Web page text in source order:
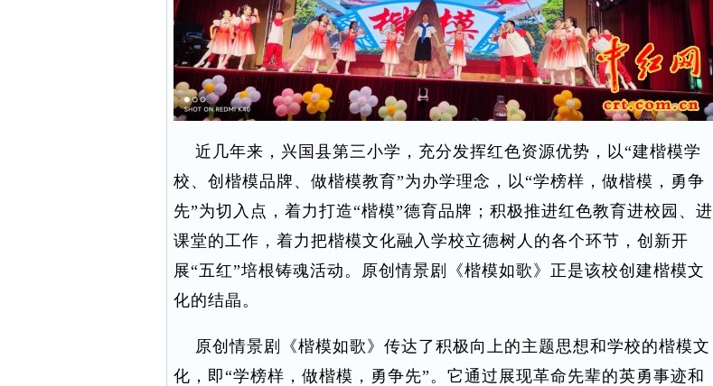
近几年来，兴国县第三小学，充分发挥红色资源优势，以“建楷模学
校、创楷模品牌、做楷模教育”为办学理念，以“学榜样，做楷模，勇争
先”为切入点，着力打造“楷模”德育品牌；积极推进红色教育进校园、进
课堂的工作，着力把楷模文化融入学校立德树人的各个环节，创新开
展“五红”培根铸魂活动。原创情景剧《楷模如歌》正是该校创建楷模文
化的结晶。
原创情景剧《楷模如歌》传达了积极向上的主题思想和学校的楷模文
化，即“学榜样，做楷模，勇争先”。它通过展现革命先辈的英勇事迹和